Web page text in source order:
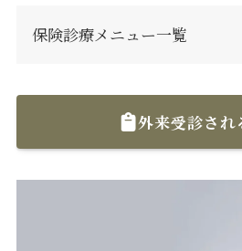
保険診療メニュー一覧
外来受診され